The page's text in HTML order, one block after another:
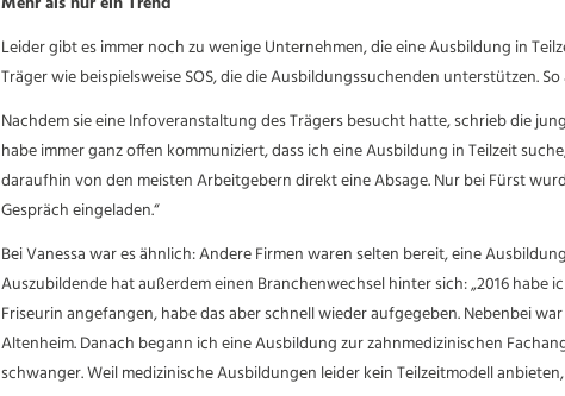
Leider gibt es immer noch zu wenige Unternehmen, die eine Ausbildung in
Träger wie beispielsweise SOS, die die Ausbildungssuchenden unterstützen.
Nachdem sie eine Infoveranstaltung des Trägers besucht hatte, schrieb die
habe immer ganz offen kommuniziert, dass ich eine Ausbildung in Teilzeit
daraufhin von den meisten Arbeitgebern direkt eine Absage. Nur bei Fürst
Gespräch eingeladen.“
Bei Vanessa war es ähnlich: Andere Firmen waren selten bereit, eine
Auszubildende hat außerdem einen Branchenwechsel hinter sich: „2016 habe
Friseurin angefangen, habe das aber schnell wieder aufgegeben. Nebenbei
Altenheim. Danach begann ich eine Ausbildung zur zahnmedizinischen
schwanger. Weil medizinische Ausbildungen leider kein Teilzeitmodell